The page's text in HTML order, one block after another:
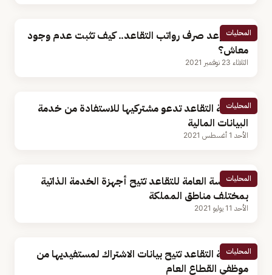
المحليات
قبل موعد صرف رواتب التقاعد.. كيف تثبت عدم وجود
معاش؟
الثلاثاء 23 نوفمبر 2021
المحليات
مؤسسة التقاعد تدعو مشتركيها للاستفادة من خدمة
البيانات المالية
الأحد 1 أغسطس 2021
المحليات
المؤسسة العامة للتقاعد تتيح أجهزة الخدمة الذاتية
بمختلف مناطق المملكة
الأحد 11 يوليو 2021
المحليات
مؤسسة التقاعد تتيح بيانات الاشتراك لمستفيديها من
موظفي القطاع العام